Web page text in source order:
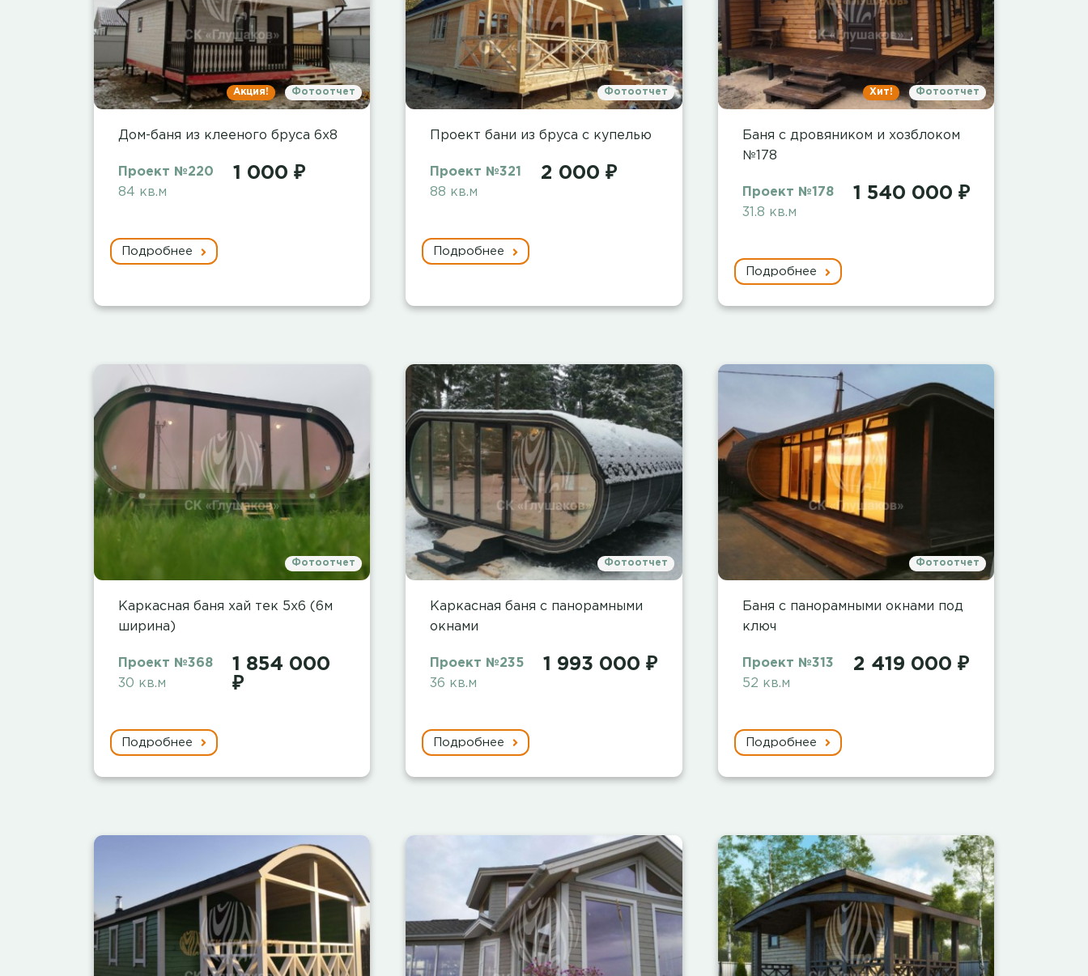
Акция! Фотоотчет
Дом-баня из клееного бруса 6х8
Проект №220
84 кв.м
1 000 ₽
Подробнее
Фотоотчет
Проект бани из бруса с купелью
Проект №321
88 кв.м
2 000 ₽
Подробнее
Хит! Фотоотчет
Баня с дровяником и хозблоком
№178
Проект №178
31.8 кв.м
1 540 000 ₽
Подробнее
Фотоотчет
Каркасная баня хай тек 5х6 (6м
ширина)
Проект №368
30 кв.м
1 854 000
₽
Подробнее
Фотоотчет
Каркасная баня с панорамными
окнами
Проект №235
36 кв.м
1 993 000 ₽
Подробнее
Фотоотчет
Баня с панорамными окнами под
ключ
Проект №313
52 кв.м
2 419 000 ₽
Подробнее